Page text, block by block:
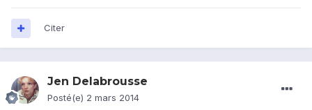
Citer
Jen Delabrousse
Posté(e) 2 mars 2014